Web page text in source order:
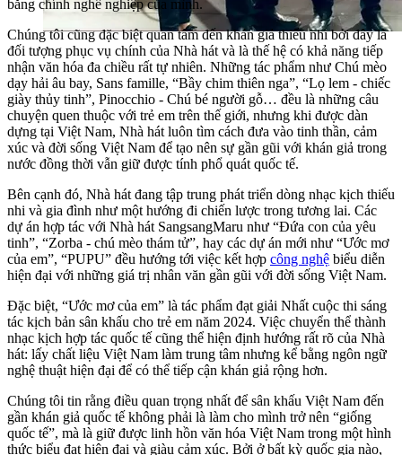
bằng chính nghề nghiệp của mình.
Chúng tôi cũng đặc biệt quan tâm đến khán giả thiếu nhi bởi đây là
đối tượng phục vụ chính của Nhà hát và là thế hệ có khả năng tiếp
nhận văn hóa đa chiều rất tự nhiên. Những tác phẩm như Chú mèo
dạy hải âu bay, Sans famille, “Bầy chim thiên nga”, “Lọ lem - chiếc
giày thủy tinh”, Pinocchio - Chú bé người gỗ… đều là những câu
chuyện quen thuộc với trẻ em trên thế giới, nhưng khi được dàn
dựng tại Việt Nam, Nhà hát luôn tìm cách đưa vào tinh thần, cảm
xúc và đời sống Việt Nam để tạo nên sự gần gũi với khán giả trong
nước đồng thời vẫn giữ được tính phổ quát quốc tế.
Bên cạnh đó, Nhà hát đang tập trung phát triển dòng nhạc kịch thiếu
nhi và gia đình như một hướng đi chiến lược trong tương lai. Các
dự án hợp tác với Nhà hát SangsangMaru như “Đứa con của yêu
tinh”, “Zorba - chú mèo thám tử”, hay các dự án mới như “Ước mơ
của em”, “PUPU” đều hướng tới việc kết hợp công nghệ biểu diễn
hiện đại với những giá trị nhân văn gần gũi với đời sống Việt Nam.
Đặc biệt, “Ước mơ của em” là tác phẩm đạt giải Nhất cuộc thi sáng
tác kịch bản sân khấu cho trẻ em năm 2024. Việc chuyển thể thành
nhạc kịch hợp tác quốc tế cũng thể hiện định hướng rất rõ của Nhà
hát: lấy chất liệu Việt Nam làm trung tâm nhưng kể bằng ngôn ngữ
nghệ thuật hiện đại để có thể tiếp cận khán giả rộng hơn.
Chúng tôi tin rằng điều quan trọng nhất để sân khấu Việt Nam đến
gần khán giả quốc tế không phải là làm cho mình trở nên “giống
quốc tế”, mà là giữ được linh hồn văn hóa Việt Nam trong một hình
thức biểu đạt hiện đại và giàu cảm xúc. Bởi ở bất kỳ quốc gia nào,